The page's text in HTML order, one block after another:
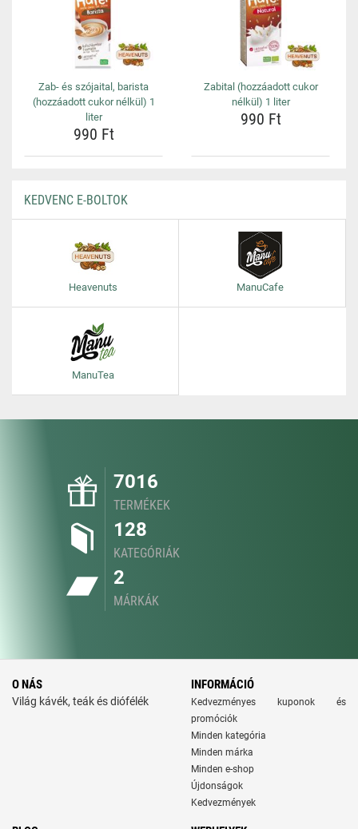
Zab- és szójaital, barista
(hozzáadott cukor nélkül) 1
liter
990 Ft
Zabital (hozzáadott cukor
nélkül) 1 liter
990 Ft
KEDVENC E-BOLTOK
Heavenuts ManuCafe
ManuTea
7016
TERMÉKEK
128
KATEGÓRIÁK
2
MÁRKÁK
O NÁS
Világ kávék, teák és diófélék
INFORMÁCIÓ
Kedvezményes kuponok és
promóciók
Minden kategória
Minden márka
Minden e-shop
Újdonságok
Kedvezmények